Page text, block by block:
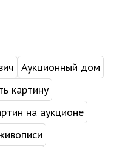
Аукционный дом
картину
на аукционе